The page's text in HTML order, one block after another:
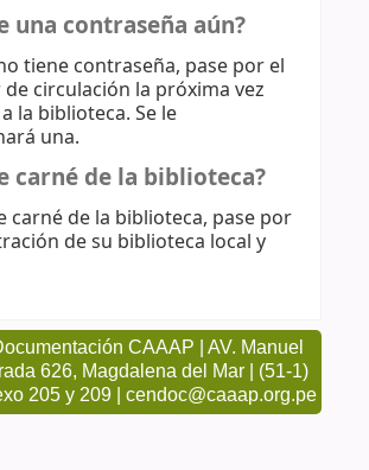
una contraseña aún?
tiene contraseña, pase por el
circulación la próxima vez
la biblioteca. Se le
una.
carné de la biblioteca?
carné de la biblioteca, pase por
de su biblioteca local y
CAAAP | AV. Manuel
626, Magdalena del Mar | (51-1)
205 y 209 | cendoc@caaap.org.pe